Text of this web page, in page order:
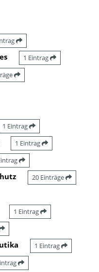
1 Eintrag
1 Eintrag
1 Eintrag
20 Einträge
1 Eintrag
1 Eintrag